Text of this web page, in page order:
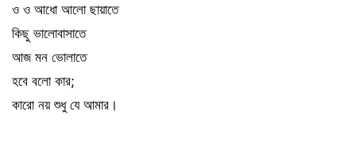
ও ও আধো আলো ছায়াতে
কিছু ভালোবাসাতে
আজ মন ভোলাতে
হবে বলো কার;
কারো নয় শুধু যে আমার।